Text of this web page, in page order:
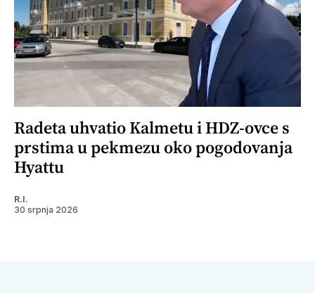
Radeta uhvatio Kalmetu i HDZ-ovce s
prstima u pekmezu oko pogodovanja
Hyattu
R.I.
30 srpnja 2026